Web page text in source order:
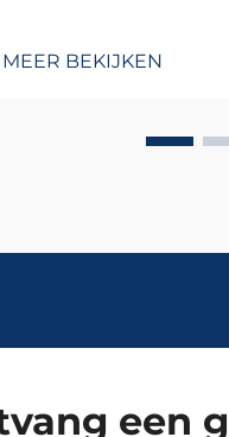
MEER BEKIJKEN
een